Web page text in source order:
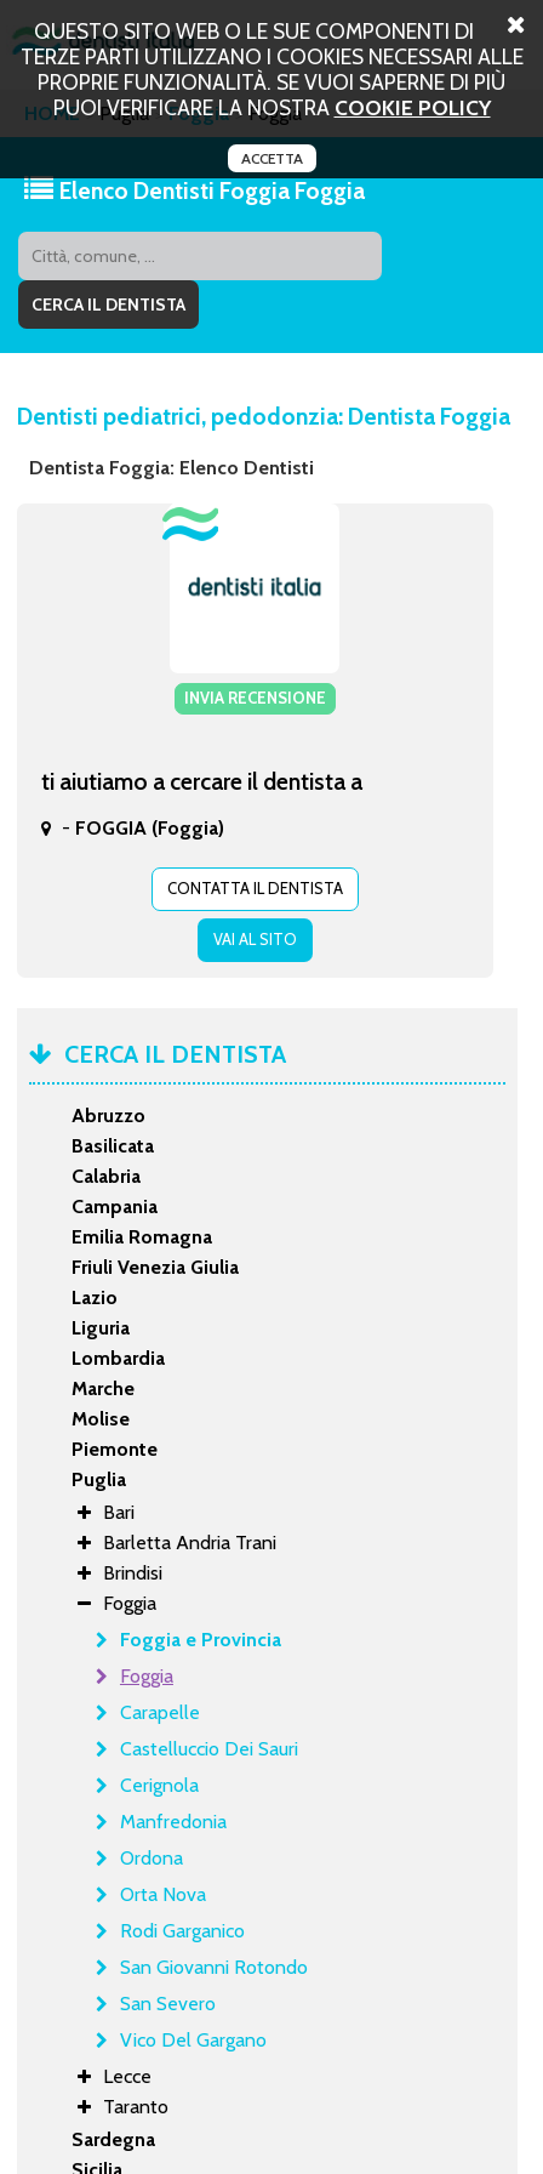
QUESTO SITO WEB O LE SUE COMPONENTI DI
TERZE PARTI UTILIZZANO I COOKIES NECESSARI ALLE
PROPRIE FUNZIONALITÀ. SE VUOI SAPERNE DI PIÙ
PUOI VERIFICARE LA NOSTRA COOKIE POLICY
ACCETTA
HOME Puglia Foggia Foggia
Elenco Dentisti Foggia Foggia
Dentisti pediatrici, pedodonzia: Dentista Foggia
Dentista Foggia: Elenco Dentisti
INVIA RECENSIONE
ti aiutiamo a cercare il dentista a
- FOGGIA (Foggia)
CONTATTA IL DENTISTA
VAI AL SITO
CERCA IL DENTISTA
Abruzzo
Basilicata
Calabria
Campania
Emilia Romagna
Friuli Venezia Giulia
Lazio
Liguria
Lombardia
Marche
Molise
Piemonte
Puglia
Bari
Barletta Andria Trani
Brindisi
Foggia
Foggia e Provincia
Foggia
Carapelle
Castelluccio Dei Sauri
Cerignola
Manfredonia
Ordona
Orta Nova
Rodi Garganico
San Giovanni Rotondo
San Severo
Vico Del Gargano
Lecce
Taranto
Sardegna